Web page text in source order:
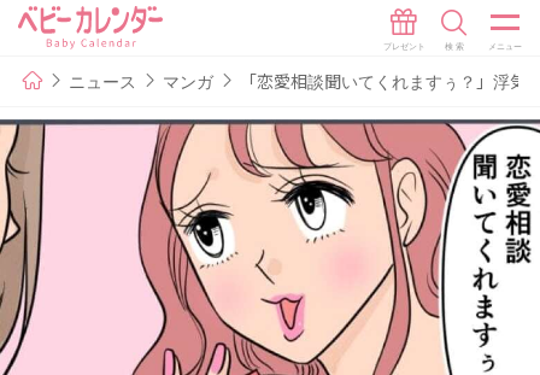
ニュース マンガ 「恋愛相談聞いてくれますぅ？」浮